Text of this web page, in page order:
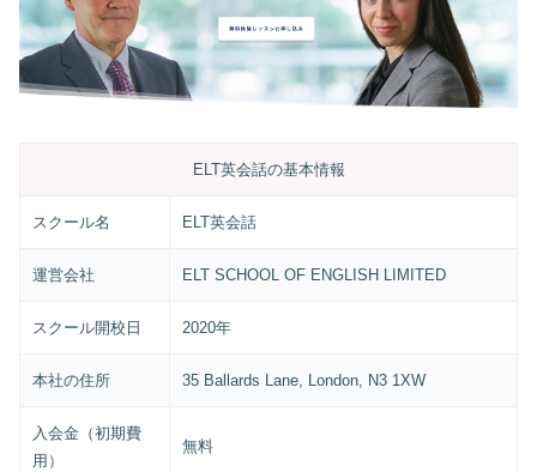
ELT英会話の基本情報
スクール名 ELT英会話
運営会社 ELT SCHOOL OF ENGLISH LIMITED
スクール開校日 2020年
本社の住所 35 Ballards Lane, London, N3 1XW
入会金（初期費
用）
無料